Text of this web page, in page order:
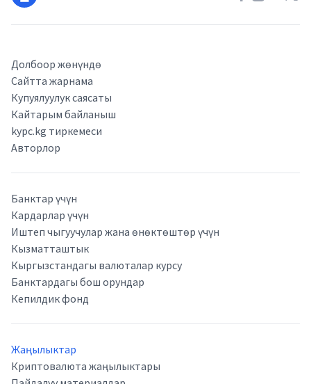
Долбоор жөнүндө
Сайтта жарнама
Купуялуулук саясаты
Кайтарым байланыш
kypc.kg тиркемеси
Авторлор
Банктар үчүн
Кардарлар үчүн
Иштеп чыгуучулар жана өнөктөштөр үчүн
Кызматташтык
Кыргызстандагы валюталар курсу
Банктардагы бош орундар
Кепилдик фонд
Жаңылыктар
Криптовалюта жаңылыктары